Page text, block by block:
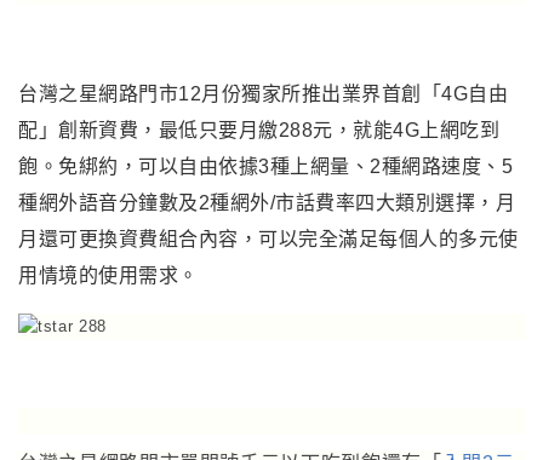
台灣之星網路門市12月份獨家所推出業界首創「4G自由
配」創新資費，最低只要月繳288元，就能4G上網吃到
飽。免綁約，可以自由依據3種上網量、2種網路速度、5
種網外語音分鐘數及2種網外/市話費率四大類別選擇 ， 月
月還可更換資費組合內容，可以完全滿足每個人的多元使
用情境的使用需求。